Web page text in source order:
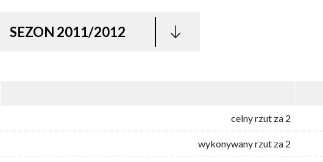
SEZON 2011/2012
celny rzut za 2
wykonywany rzut za 2